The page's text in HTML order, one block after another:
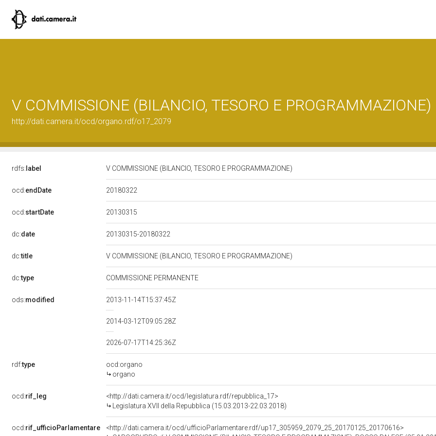
V COMMISSIONE (BILANCIO, TESORO E PROGRAMMAZIONE)
http://dati.camera.it/ocd/organo.rdf/o17_2079
rdfs: label V COMMISSIONE (BILANCIO, TESORO E PROGRAMMAZIONE)
ocd:endDate 20180322
ocd:startDate 20130315
dc:date 20130315-20180322
dc:title V COMMISSIONE (BILANCIO, TESORO E PROGRAMMAZIONE)
dc:type COMMISSIONE PERMANENTE
ods:modified 2013-11-14T15:37:45Z
2014-03-12T09:05:28Z
2026-07-17T14:25:36Z
rdf:type
ocd:organo
organo
ocd:rif_leg
<http://dati.camera.it/ocd/legislatura.rdf/repubblica_17>
Legislatura XVII della Repubblica (15.03.2013-22.03.2018)
ocd:rif_ufficioParlamentare
<http://dati.camera.it/ocd/ufficioParlamentare.rdf/up17_305959_2079_25_20170125_20170616>